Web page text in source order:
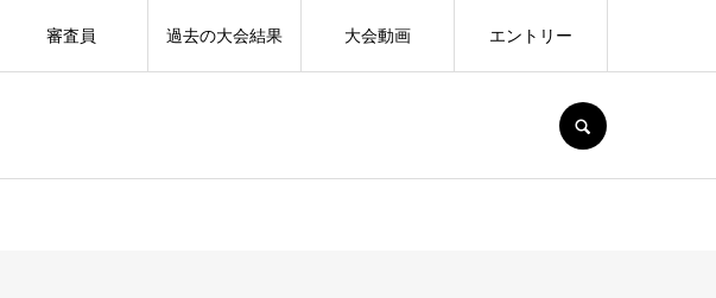
審査員 過去の大会結果 大会動画 エントリー